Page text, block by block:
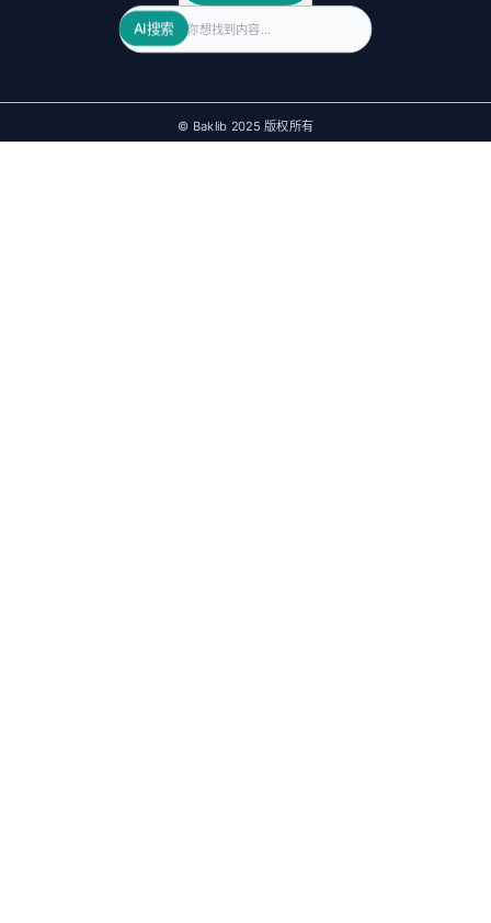
Search
AI搜索
© Baklib 2025 版权所有